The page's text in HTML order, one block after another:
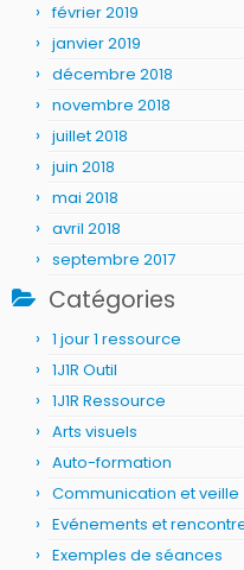
février 2019
janvier 2019
décembre 2018
novembre 2018
juillet 2018
juin 2018
mai 2018
avril 2018
septembre 2017
Catégories
1 jour 1 ressource
1J1R Outil
1J1R Ressource
Arts visuels
Auto-formation
Communication et veille
Evénements et
Exemples de séances